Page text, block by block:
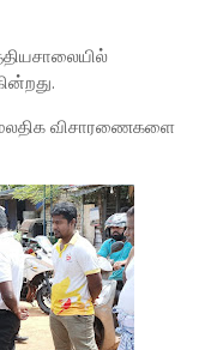
விசாரணைகளை